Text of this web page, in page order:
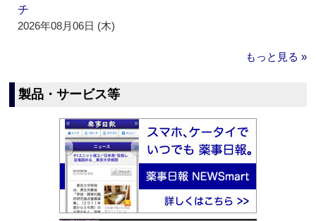
チ
2026年08月06日 (木)
もっと見る »
製品・サービス等